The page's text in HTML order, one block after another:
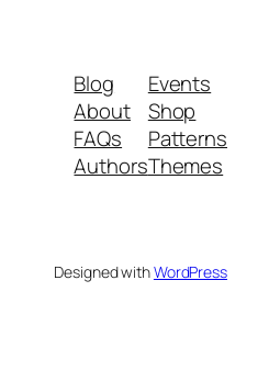
Blog
About
FAQs
Authors
Events
Shop
Patterns
Themes
Designed withWordPress